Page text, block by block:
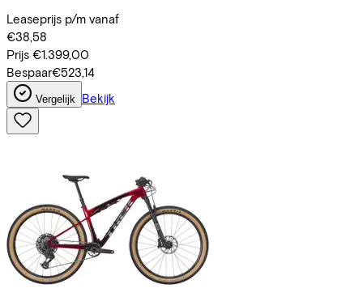
Leaseprijs p/m vanaf
€38,58
Prijs €1.399,00
Bespaar€523,14
Vergelijk Bekijk